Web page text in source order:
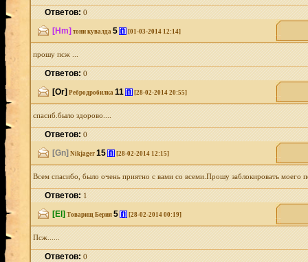
Ответов:0
[Hm] тони кувалда 5 [i] [01-03-2014 12:14]
прошу псж ...
Ответов:0
[Or] Ребродробилка 11 [i] [28-02-2014 20:55]
спасиб.было здорово....
Ответов:0
[Gn] Nikjager 15 [i] [28-02-2014 12:15]
Всем спасибо, было очень приятно с вами со всеми.Прошу заблокировать моего
Ответов:1
[El] Товарищ Берия 5 [i] [28-02-2014 00:19]
Псж......
Ответов:0